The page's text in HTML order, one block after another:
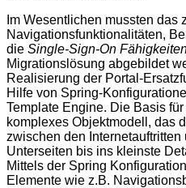
Im Wesentlichen mussten das
Navigationsfunktionalitäten,
die Single-Sign-On
Migrationslösung abgebildet
Realisierung der Portal-
Hilfe von Spring-
Template Engine. Die Basis
komplexes Objektmodell, das
zwischen den
Unterseiten bis ins kleinste
Mittels der Spring
Elemente wie z.B.